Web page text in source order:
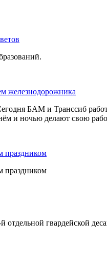
железнодорожника
БАМ и Транссиб
и ночью делают свою
праздником
праздником
гвардейской